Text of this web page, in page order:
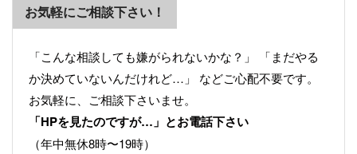
お気軽にご相談下さい！
「こんな相談しても嫌がられないかな？」 「まだやる
か決めていないんだけれど…」 などご心配不要です。
お気軽に、ご相談下さいませ。
「HPを見たのですが…」とお電話下さい
（年中無休8時〜19時）